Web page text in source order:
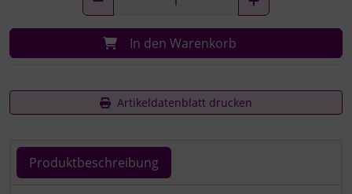
In den Warenkorb
Artikeldatenblatt drucken
Produktbeschreibung